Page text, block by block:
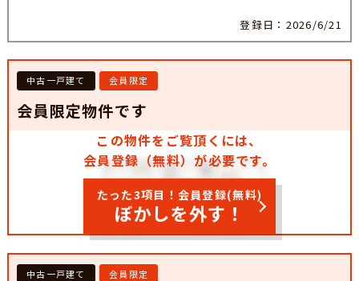
登録日：2026/6/21
中古一戸建て 会員限定
会員限定物件です
この物件をご覧頂くには、
会員登録（無料）が必要です。
たった3項目！会員登録(無料)
ぼかしを外す！
中古一戸建て 会員限定